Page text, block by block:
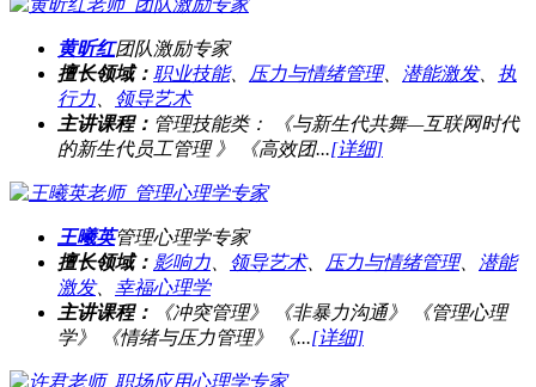
黄昕红团队激励专家
擅长领域： 职业技能、 压力与情绪管理、 潜能激发、 执
行力、 领导艺术
主讲课程： 管理技能类： 《与新生代共舞—互联网时代
的新生代员工管理 》 《高效团...[详细]
王曦英管理心理学专家
擅长领域： 影响力、 领导艺术、 压力与情绪管理、
潜能
激发、 幸福心理学
主讲课程：
《冲突管理》 《非暴力沟通》 《管理心理
学》 《情绪与压力管理》 《...[详细]